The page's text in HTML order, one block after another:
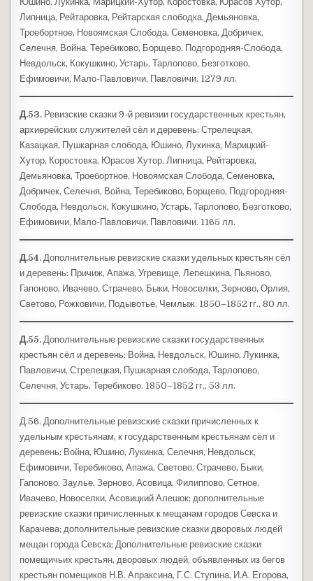
Липница, Рейтаровка, Рейтарская слободка, Демьяновка,
Троебортное, Новоямская Слобода, Семеновка, Добричек,
Селечня, Война, Теребиково, Борщево, Подгородняя-Слобода,
Невдольск, Кокушкино, Устарь, Тарлопово, Безготково,
Ефимовичи, Мало-Павловичи, Павловичи. 1279 лл.
Д.53. Ревизские сказки 9-й ревизии государственных крестьян,
архиерейских служителей сёл и деревень: Стрелецкая,
Казацкая, Пушкарная слобода, Юшино, Лукинка, Марицкий-
Хутор, Коростовка, Юрасов Хутор, Липница, Рейтаровка,
Демьяновка, Троебортное, Новоямская Слобода, Семеновка,
Добричек, Селечня, Война, Теребиково, Борщево, Подгородняя-
Слобода, Невдольск, Кокушкино, Устарь, Тарлопово, Безготково,
Ефимовичи, Мало-Павловичи, Павловичи. 1165 лл.
Д.54. Дополнительные ревизские сказки удельных крестьян сёл
и деревень: Причиж, Апажа, Угревище, Лепешкина, Пьяново,
Гапоново, Ивачево, Страчево, Быки, Новоселки, Зерново, Орлия,
Светово, Рожковичи, Подывотье, Чемлыж. 1850–1852 гг., 80 лл.
Д.55. Дополнительные ревизские сказки государственных
крестьян сёл и деревень: Война, Невдольск, Юшино, Лукинка,
Павловичи, Стрелецкая, Пушкарная слобода, Тарлопово,
Селечня, Устарь, Теребиково. 1850–1852 гг., 53 лл.
Д.56. Дополнительные ревизские сказки причисленных к
удельным крестьянам, к государственным крестьянам сёл и
деревень: Война, Юшино, Лукинка, Селечня, Невдольск,
Ефимовичи, Теребиково, Апажа, Светово, Страчево, Быки,
Гапоново, Заулье, Зерново, Асовица, Филиппово, Сетное,
Ивачево, Новоселки, Асовицкий Алешок; дополнительные
ревизские сказки причисленных к мещанам городов Севска и
Карачева; дополнительные ревизские сказки дворовых людей
мещан города Севска; Дополнительные ревизские сказки
помещичьих крестьян, дворовых людей, объявленных из бегов
крестьян помещиков Н.В. Апраксина, Г.С. Ступина, И.А. Егорова,